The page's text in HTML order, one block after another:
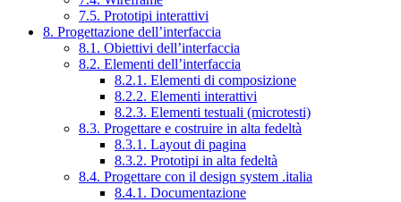
7.5. Prototipi interattivi
8. Progettazione dell’interfaccia
8.1. Obiettivi dell’interfaccia
8.2. Elementi dell’interfaccia
8.2.1. Elementi di composizione
8.2.2. Elementi interattivi
8.2.3. Elementi testuali (microtesti)
8.3. Progettare e costruire in alta fedeltà
8.3.1. Layout di pagina
8.3.2. Prototipi in alta fedeltà
8.4. Progettare con il design system .italia
8.4.1. Documentazione